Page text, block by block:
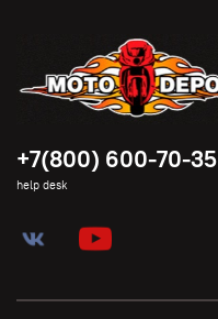
+7(800) 600-70-35
help desk